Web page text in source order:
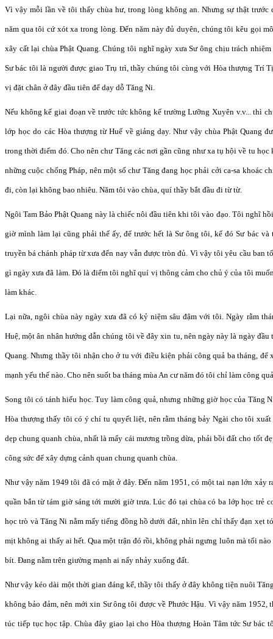
Vì vậy mỗi lần về tôi thấy chùa hư, trong lòng không an. Nhưng sự thật trước
năm qua tôi cứ xót xa trong lòng. Đến năm này đủ duyên, chúng tôi kêu gọi
xây cất lại chùa Phật Quang. Chúng tôi nghĩ ngày xưa Sư ông chịu trách
Sư bác tôi là người được giao Trụ trì, thầy chúng tôi cùng với Hòa thượng Trí
vị đặt chân ở đây đầu tiên để dạy dỗ Tăng Ni.
Nếu không kể giai đoạn về trước tức không kể trường Lưỡng Xuyên v.v... thì
lớp học do các Hòa thượng từ Huế về giảng dạy. Như vậy chùa Phật Quang
trong thời điểm đó. Cho nên chư Tăng các nơi gần cũng như xa tụ hội về tu
những cuộc chống Pháp, nên một số chư Tăng đang học phải cởi ca-sa khoác
đi, còn lại không bao nhiêu. Năm tôi vào chùa, quí thầy bắt đầu đi từ từ.
Ngôi Tam Bảo Phật Quang này là chiếc nôi đầu tiên khi tôi vào đạo. Tôi nghĩ
giờ mình làm lại cũng phải thế ấy, để trước hết là Sư ông tôi, kế đó Sư bác
truyền bá chánh pháp từ xưa đến nay vẫn được tròn đủ. Vì vậy tôi yêu cầu ban
gì ngày xưa đã làm. Đó là điểm tôi nghĩ quí vị thông cảm cho chủ ý của tôi
làm khác.
Lại nữa, ngôi chùa này ngày xưa đã có kỷ niệm sâu đậm với tôi. Ngày rằm
Huệ, một ân nhân hướng dẫn chúng tôi về đây xin tu, nên ngày này là ngày đầu
Quang. Nhưng thầy tôi nhận cho ở tu với điều kiện phải công quả ba tháng,
mạnh yếu thế nào. Cho nên suốt ba tháng mùa An cư năm đó tôi chỉ làm công
Song tôi có tánh hiếu học. Tuy làm công quả, nhưng những giờ học của Tăng
Hòa thượng thấy tôi có ý chí tu quyết liệt, nên rằm tháng bảy Ngài cho tôi
dẹp chung quanh chùa, nhất là mấy cái mương trồng dừa, phải bồi đất cho tốt
công sức để xây dựng cảnh quan chung quanh chùa.
Như vậy năm 1949 tôi đã có mặt ở đây. Đến năm 1951, có một tai nạn lớn xảy
quần bắn từ tám giờ sáng tới mười giờ trưa. Lúc đó tại chùa có ba lớp học trẻ
học trò và Tăng Ni nằm mấy tiếng đồng hồ dưới đất, nhìn lên chỉ thấy đạn xẹt
mịt không ai thấy ai hết. Qua một trận đó rồi, không phải ngưng luôn mà tối
bít. Đang nằm trên giường mạnh ai nấy nhảy xuống đất.
Như vậy kéo dài một thời gian đáng kể, thầy tôi thấy ở đây không tiện nuôi
không bảo đảm, nên mới xin Sư ông tôi được về Phước Hậu. Vì vậy năm 1952,
túc tiếp tục học tập. Chùa đây giao lại cho Hòa thượng Hoàn Tâm tức Sư bác